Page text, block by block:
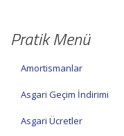
Pratik Menü
Amortismanlar
Asgari Geçim İndirimi
Asgari Ücretler